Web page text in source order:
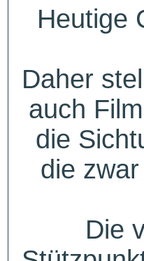
Heutige
Daher
auch
die
die
Die